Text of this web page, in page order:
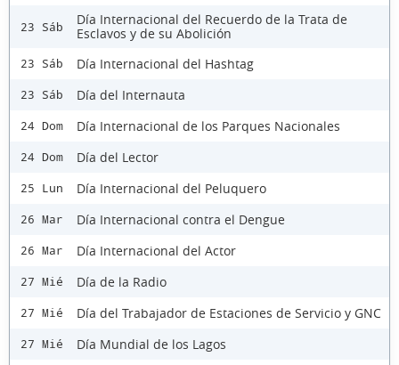
23 Sáb
Día Internacional del Recuerdo de la Trata de
Esclavos y de su Abolición
23 Sáb Día Internacional del Hashtag
23 Sáb Día del Internauta
24 Dom Día Internacional de los Parques Nacionales
24 Dom Día del Lector
25 Lun Día Internacional del Peluquero
26 Mar Día Internacional contra el Dengue
26 Mar Día Internacional del Actor
27 Mié Día de la Radio
27 Mié Día del Trabajador de Estaciones de Servicio y GNC
27 Mié Día Mundial de los Lagos